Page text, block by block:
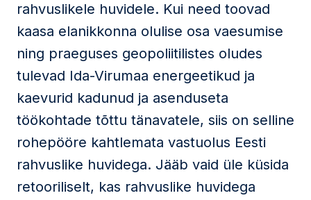
rahvuslikele huvidele. Kui need toovad
kaasa elanikkonna olulise osa vaesumise
ning praeguses geopoliitilistes oludes
tulevad Ida-Virumaa energeetikud ja
kaevurid kadunud ja asenduseta
töökohtade tõttu tänavatele, siis on selline
rohepööre kahtlemata vastuolus Eesti
rahvuslike huvidega. Jääb vaid üle küsida
retooriliselt, kas rahvuslike huvidega